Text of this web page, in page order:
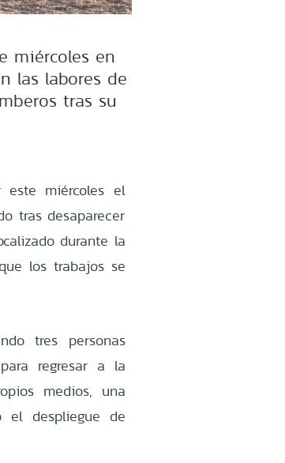
miércoles en
las labores de
tras su
este miércoles el
tras desaparecer
durante la
los trabajos se
tres personas
regresar a la
medios, una
despliegue de